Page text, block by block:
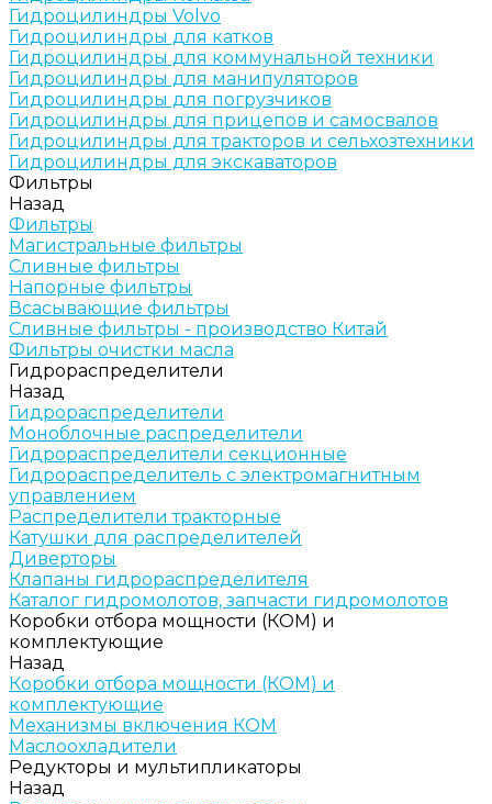
Гидроцилиндры Volvo
Гидроцилиндры для катков
Гидроцилиндры для коммунальной техники
Гидроцилиндры для манипуляторов
Гидроцилиндры для погрузчиков
Гидроцилиндры для прицепов и самосвалов
Гидроцилиндры для тракторов и сельхозтехники
Гидроцилиндры для экскаваторов
Фильтры
Назад
Фильтры
Магистральные фильтры
Сливные фильтры
Напорные фильтры
Всасывающие фильтры
Сливные фильтры - производство Китай
Фильтры очистки масла
Гидрораспределители
Назад
Гидрораспределители
Моноблочные распределители
Гидрораспределители секционные
Гидрораспределитель с электромагнитным
управлением
Распределители тракторные
Катушки для распределителей
Диверторы
Клапаны гидрораспределителя
Каталог гидромолотов, запчасти гидромолотов
Коробки отбора мощности (КОМ) и
комплектующие
Назад
Коробки отбора мощности (КОМ) и
комплектующие
Механизмы включения КОМ
Маслоохладители
Редукторы и мультипликаторы
Назад